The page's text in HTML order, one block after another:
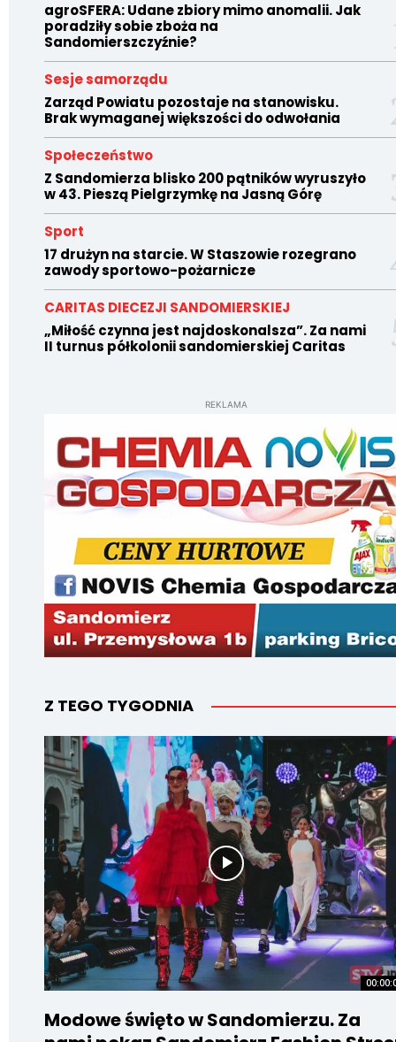
agroSFERA: Udane zbiory mimo anomalii. Jak
poradziły sobie zboża na
Sandomierszczyźnie?
Sesje samorządu
Zarząd Powiatu pozostaje na stanowisku.
Brak wymaganej większości do odwołania
Społeczeństwo
Z Sandomierza blisko 200 pątników wyruszyło
w 43. Pieszą Pielgrzymkę na Jasną Górę
Sport
17 drużyn na starcie. W Staszowie rozegrano
zawody sportowo-pożarnicze
CARITAS DIECEZJI SANDOMIERSKIEJ
„Miłość czynna jest najdoskonalsza”. Za nami
II turnus półkolonii sandomierskiej Caritas
REKLAMA
Z TEGO TYGODNIA
Modowe święto w Sandomierzu. Za